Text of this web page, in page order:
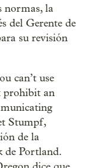
normas, la
del Gerente de
su revisión
can’t use
prohibit an
Stumpf,
de la
de Portland.